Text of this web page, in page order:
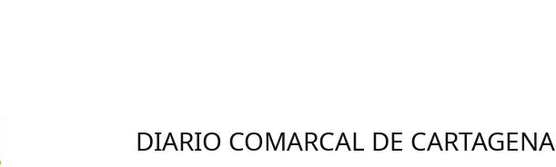
DIARIO COMARCAL DE CARTAGENA